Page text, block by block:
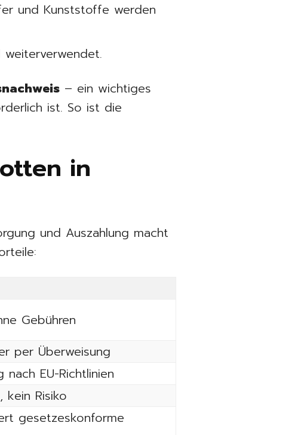
und Kunststoffe werden
– ein wichtiges
ist. So ist die
in
und Auszahlung macht
Gebühren
per Überweisung
EU-Richtlinien
kein Risiko
gesetzeskonforme